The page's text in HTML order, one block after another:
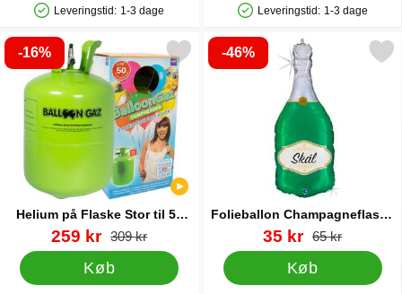
Produkttilgængelighed: På lager
Leveringstid: 1-3 dage
Produkttilgængelighed: På lager
Leveringstid: 1-3 dage
-16%
Helium på Flaske Stor til 50
Balloner (20-25 cm)
Varenr 13480
pris
259 kr pris
309 kr
Køb
helium på Flaske Stor til 50 Balloner (20-25 cm) som favorit
-46%
Folieballon Champagneflaske
Skål
Varenr 20904
pris
35 kr pris
65 kr
Køb
Markér folieballon